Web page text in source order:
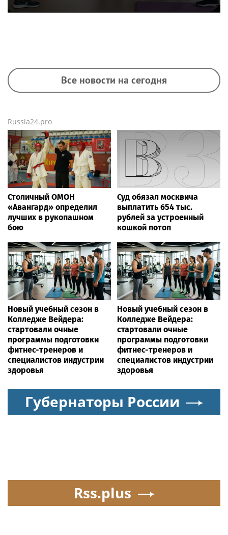
Все новости на сегодня
Russia24.pro
Столичный ОМОН
«Авангард» определил
лучших в рукопашном
бою
Суд обязал москвича
выплатить 654 тыс.
рублей за устроенный
кошкой потоп
Новый учебный сезон в
Колледже Вейдера:
стартовали очные
программы подготовки
фитнес-тренеров и
специалистов индустрии
здоровья
Новый учебный сезон в
Колледже Вейдера:
стартовали очные
программы подготовки
фитнес-тренеров и
специалистов индустрии
здоровья
Губернаторы России
Rss.plus